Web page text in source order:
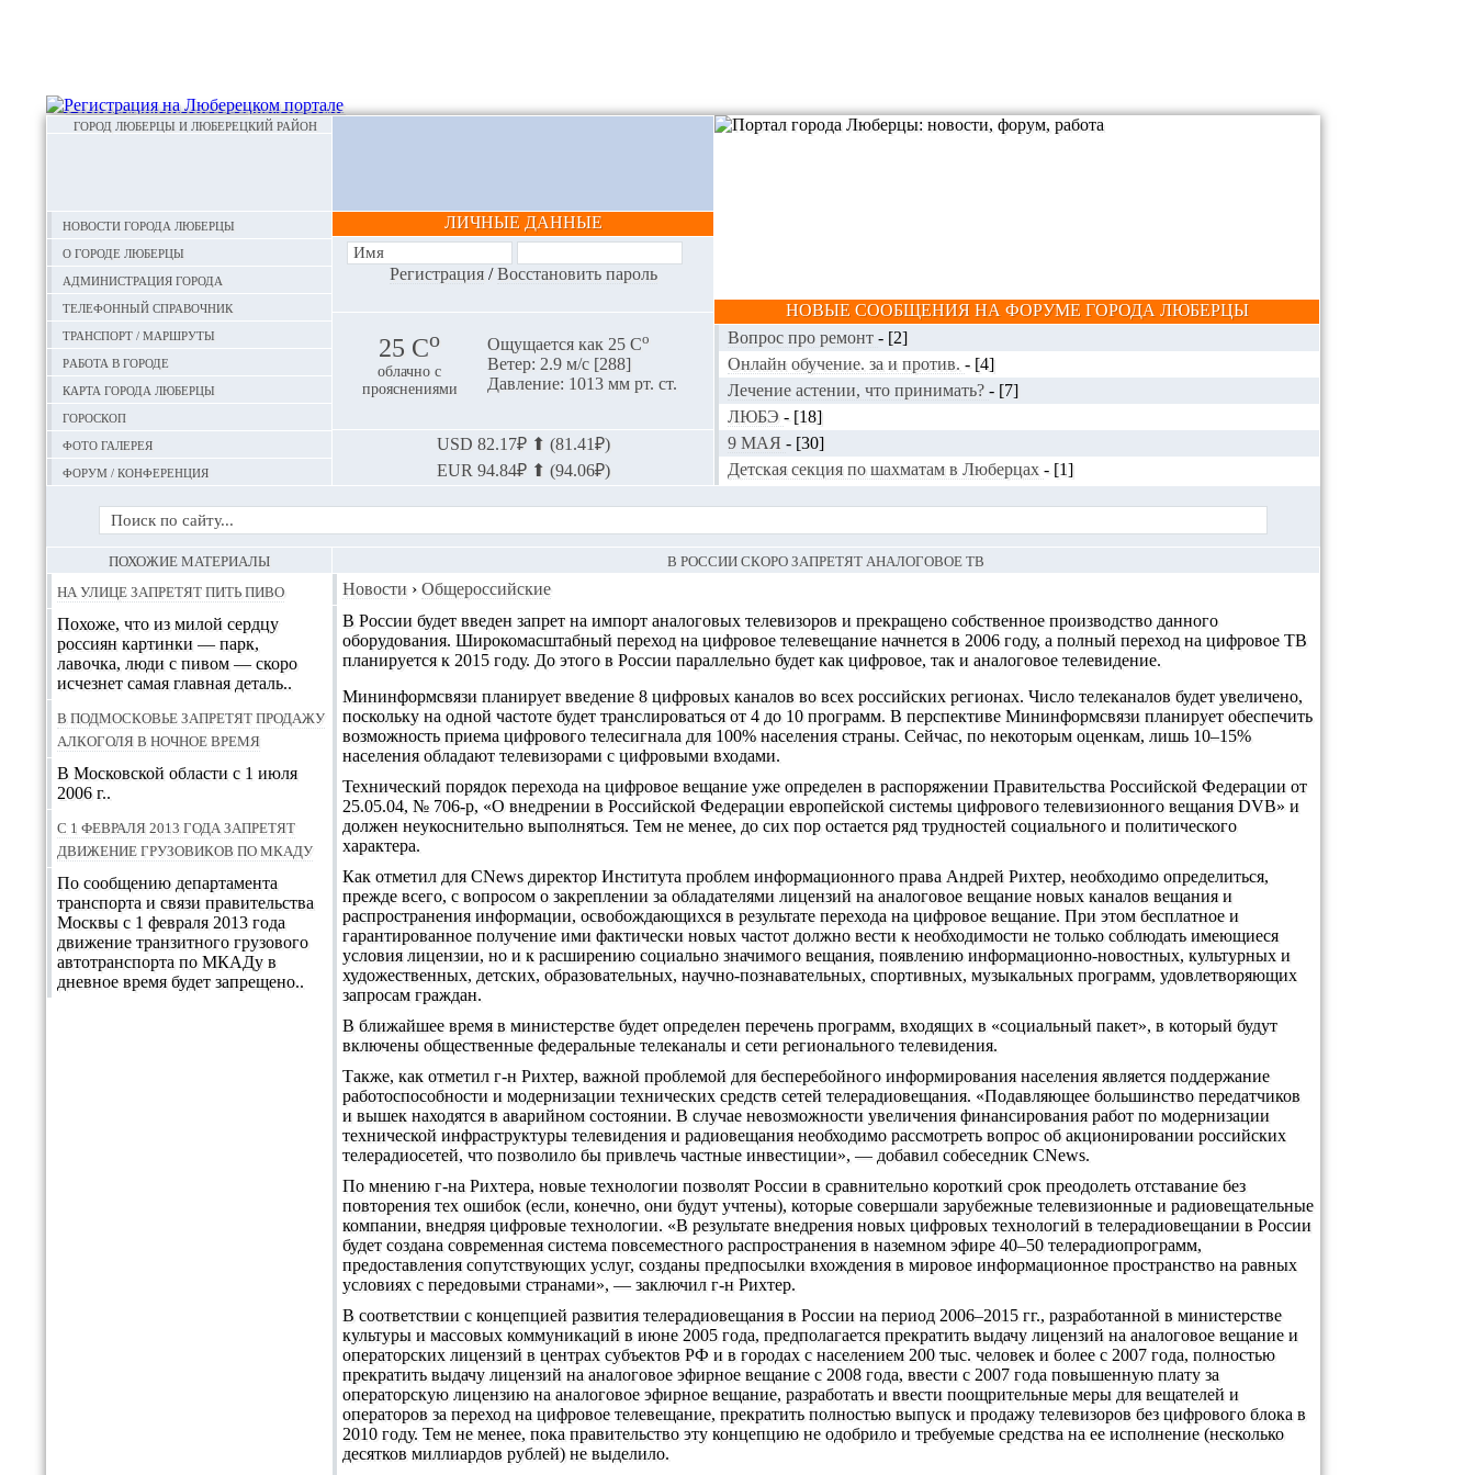
ГОРОД ЛЮБЕРЦЫ И ЛЮБЕРЕЦКИЙ РАЙОН
Новости города Люберцы
О городе Люберцы
Администрация города
Телефонный справочник
Транспорт / маршруты
Работа в городе
Карта города Люберцы
Гороскоп
Фото галерея
Форум / конференция
ЛИЧНЫЕ ДАННЫЕ
Регистрация/Восстановить пароль
25 Сo
облачно с
прояснениями
Ощущается как 25 Сo
Ветер: 2.9 м/с [288]
Давление: 1013 мм рт. ст.
USD 82.17₽ ⬆ (81.41₽)
EUR 94.84₽ ⬆ (94.06₽)
НОВЫЕ СООБЩЕНИЯ НА ФОРУМЕ ГОРОДА ЛЮБЕРЦЫ
Вопрос про ремонт - [2]
Онлайн обучение. за и против. - [4]
Лечение астении, что принимать? - [7]
ЛЮБЭ - [18]
9 МАЯ - [30]
Детская секция по шахматам в Люберцах - [1]
В РОССИИ СКОРО ЗАПРЕТЯТ АНАЛОГОВОЕ ТВ
Новости › Общероссийские
В России будет введен запрет на импорт аналоговых телевизоров и прекращено собственное производство данного
оборудования. Широкомасштабный переход на цифровое телевещание начнется в 2006 году, а полный переход на цифровое ТВ
планируется к 2015 году. До этого в России параллельно будет как цифровое, так и аналоговое телевидение.
Мининформсвязи планирует введение 8 цифровых каналов во всех российских регионах. Число телеканалов будет увеличено,
поскольку на одной частоте будет транслироваться от 4 до 10 программ. В перспективе Мининформсвязи планирует обеспечить
возможность приема цифрового телесигнала для 100% населения страны. Сейчас, по некоторым оценкам, лишь 10–15%
населения обладают телевизорами с цифровыми входами.
Технический порядок перехода на цифровое вещание уже определен в распоряжении Правительства Российской Федерации от
25.05.04, № 706-р, «О внедрении в Российской Федерации европейской системы цифрового телевизионного вещания DVB» и
должен неукоснительно выполняться. Тем не менее, до сих пор остается ряд трудностей социального и политического
характера.
Как отметил для CNews директор Института проблем информационного права Андрей Рихтер, необходимо определиться,
прежде всего, с вопросом о закреплении за обладателями лицензий на аналоговое вещание новых каналов вещания и
распространения информации, освобождающихся в результате перехода на цифровое вещание. При этом бесплатное и
гарантированное получение ими фактически новых частот должно вести к необходимости не только соблюдать имеющиеся
условия лицензии, но и к расширению социально значимого вещания, появлению информационно-новостных, культурных и
художественных, детских, образовательных, научно-познавательных, спортивных, музыкальных программ, удовлетворяющих
запросам граждан.
В ближайшее время в министерстве будет определен перечень программ, входящих в «социальный пакет», в который будут
включены общественные федеральные телеканалы и сети регионального телевидения.
Также, как отметил г-н Рихтер, важной проблемой для бесперебойного информирования населения является поддержание
работоспособности и модернизации технических средств сетей телерадиовещания. «Подавляющее большинство передатчиков
и вышек находятся в аварийном состоянии. В случае невозможности увеличения финансирования работ по модернизации
технической инфраструктуры телевидения и радиовещания необходимо рассмотреть вопрос об акционировании российских
телерадиосетей, что позволило бы привлечь частные инвестиции», — добавил собеседник CNews.
По мнению г-на Рихтера, новые технологии позволят России в сравнительно короткий срок преодолеть отставание без
повторения тех ошибок (если, конечно, они будут учтены), которые совершали зарубежные телевизионные и радиовещательные
компании, внедряя цифровые технологии. «В результате внедрения новых цифровых технологий в телерадиовещании в России
будет создана современная система повсеместного распространения в наземном эфире 40–50 телерадиопрограмм,
предоставления сопутствующих услуг, созданы предпосылки вхождения в мировое информационное пространство на равных
условиях с передовыми странами», — заключил г-н Рихтер.
В соответствии с концепцией развития телерадиовещания в России на период 2006–2015 гг., разработанной в министерстве
культуры и массовых коммуникаций в июне 2005 года, предполагается прекратить выдачу лицензий на аналоговое вещание и
операторских лицензий в центрах субъектов РФ и в городах с населением 200 тыс. человек и более с 2007 года, полностью
прекратить выдачу лицензий на аналоговое эфирное вещание с 2008 года, ввести с 2007 года повышенную плату за
операторскую лицензию на аналоговое эфирное вещание, разработать и ввести поощрительные меры для вещателей и
операторов за переход на цифровое телевещание, прекратить полностью выпуск и продажу телевизоров без цифрового блока в
2010 году. Тем не менее, пока правительство эту концепцию не одобрило и требуемые средства на ее исполнение (несколько
десятков миллиардов рублей) не выделило.
ПОХОЖИЕ МАТЕРИАЛЫ
На улице запретят пить пиво
Похоже, что из милой сердцу
россиян картинки — парк,
лавочка, люди с пивом — скоро
исчезнет самая главная деталь..
В Подмосковье запретят продажу
алкоголя в ночное время
В Московской области с 1 июля
2006 г..
C 1 февраля 2013 года запретят
движение грузовиков по МКАДу
По сообщению департамента
транспорта и связи правительства
Москвы с 1 февраля 2013 года
движение транзитного грузового
автотранспорта по МКАДу в
дневное время будет запрещено..